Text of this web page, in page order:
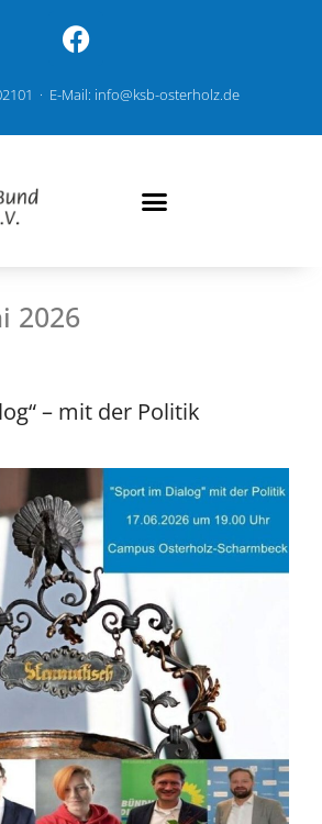
· E-Mail: info@ksb-osterholz.de
2026
– mit der Politik